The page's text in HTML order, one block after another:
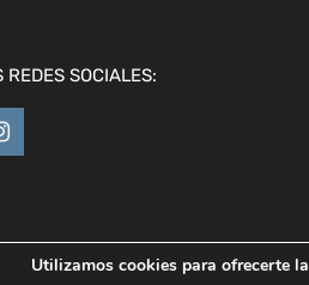
REDES SOCIALES:
Desguaces Baena
Utilizamos cookies para ofrecerte